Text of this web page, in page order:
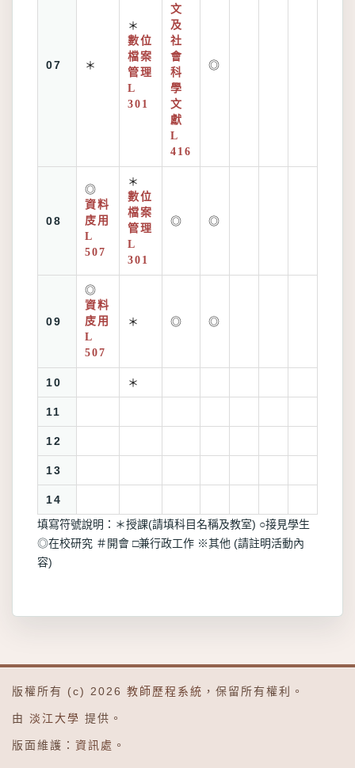
07 ＊
＊
數位
檔案
管理
L
301
文
及
社
會
科
學
文
獻
L
416
◎
08
◎
資料
庋用
L
507
＊
數位
檔案
管理
L
301
◎ ◎
09
◎
資料
庋用
L
507
＊ ◎ ◎
10 ＊
11
12
13
14
填寫符號說明：＊授課(請填科目名稱及教室) ○接見學生
◎在校研究 ＃開會 □兼行政工作 ※其他 (請註明活動內
容)
版權所有 (c) 2026 教師歷程系統 ，保留所有權利。
由 淡江大學 提供。
版面維護： 資訊處 。